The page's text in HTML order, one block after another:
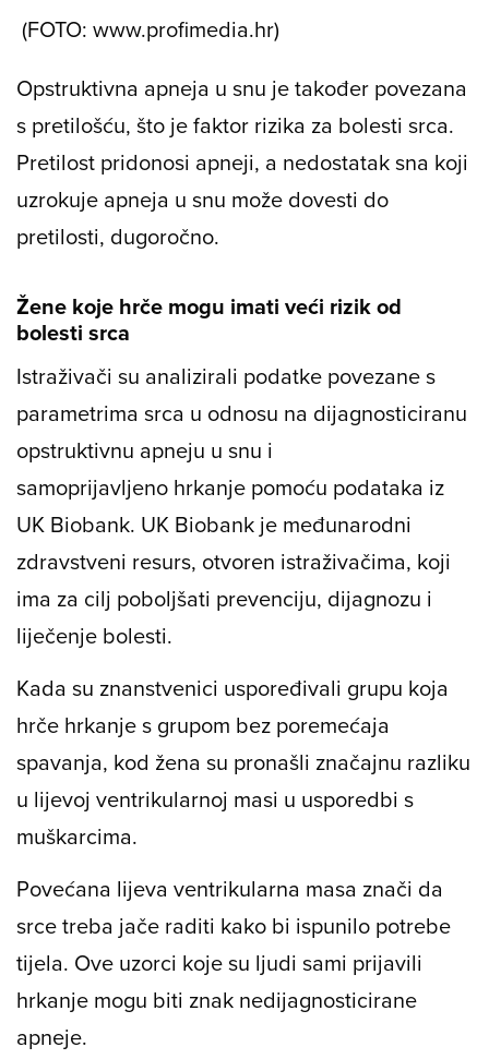
(FOTO: www.profimedia.hr)
Opstruktivna apneja u snu je također povezana
s pretilošću, što je faktor rizika za bolesti srca.
Pretilost pridonosi apneji, a nedostatak sna koji
uzrokuje apneja u snu može dovesti do
pretilosti, dugoročno.
Žene koje hrče mogu imati veći rizik od
bolesti srca
Istraživači su analizirali podatke povezane s
parametrima srca u odnosu na dijagnosticiranu
opstruktivnu apneju u snu i
samoprijavljeno hrkanje pomoću podataka iz
UK Biobank. UK Biobank je međunarodni
zdravstveni resurs, otvoren istraživačima, koji
ima za cilj poboljšati prevenciju, dijagnozu i
liječenje bolesti.
Kada su znanstvenici uspoređivali grupu koja
hrče hrkanje s grupom bez poremećaja
spavanja, kod žena su pronašli značajnu razliku
u lijevoj ventrikularnoj masi u usporedbi s
muškarcima.
Povećana lijeva ventrikularna masa znači da
srce treba jače raditi kako bi ispunilo potrebe
tijela. Ove uzorci koje su ljudi sami prijavili
hrkanje mogu biti znak nedijagnosticirane
apneje.